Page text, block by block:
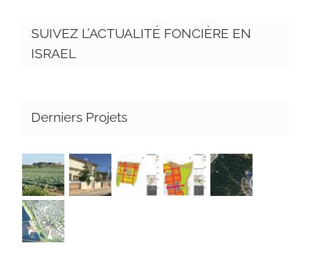
SUIVEZ L’ACTUALITÉ FONCIÈRE EN
ISRAEL
Derniers Projets